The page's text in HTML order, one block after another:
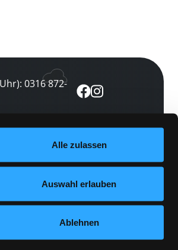
Alle zulassen
Auswahl erlauben
Ablehnen
0316 872-
verpassen